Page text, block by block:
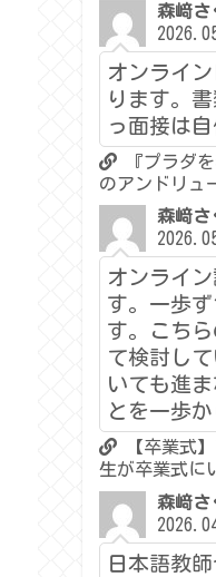
森﨑さ
オンライ
ります。
っ面接は
『プラダ
のアンドリュ
森﨑さ
オンライ
す。一歩
す。こち
て検討し
いても進
とを一歩か
【卒業式
生が卒業式に
森﨑さ
日本語教